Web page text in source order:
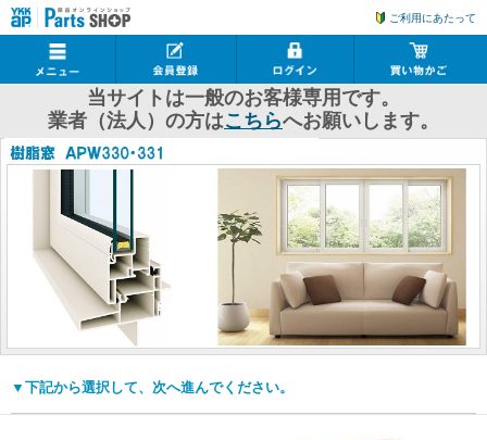
ご利用にあたって
当サイトは一般のお客様専用です。
業者（法人）の方はこちらへお願いします。
▼下記から選択して、次へ進んでください。